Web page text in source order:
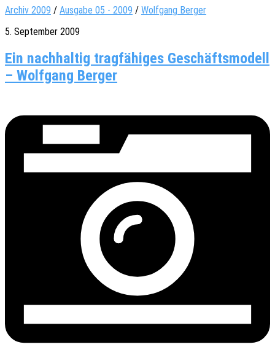
Archiv 2009 / Ausgabe 05 - 2009 / Wolfgang Berger
5. September 2009
Ein nachhaltig tragfähiges Geschäftsmodell
– Wolfgang Berger